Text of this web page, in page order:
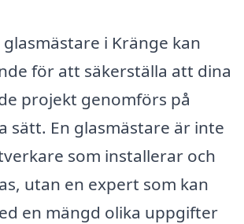
i Kränge kan
för att säkerställa att dina
projekt genomförs på
sätt. En glasmästare är inte
som installerar och
utan en expert som kan
en mängd olika uppgifter